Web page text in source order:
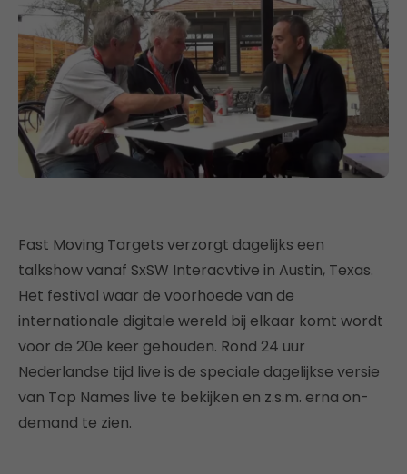
Fast Moving Targets verzorgt dagelijks een
talkshow vanaf SxSW Interacvtive in Austin, Texas.
Het festival waar de voorhoede van de
internationale digitale wereld bij elkaar komt wordt
voor de 20e keer gehouden. Rond 24 uur
Nederlandse tijd live is de speciale dagelijkse versie
van Top Names live te bekijken en z.s.m. erna on-
demand te zien.